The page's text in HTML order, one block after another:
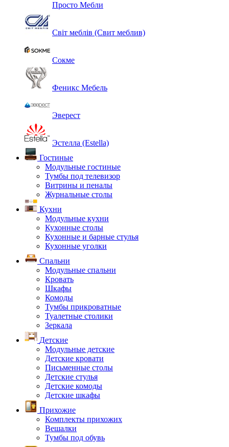
Просто Мебли
Світ меблів (Свит меблив)
Сокме
Феникс Мебель
Эверест
Эстелла (Estella)
Гостиные
Модульные гостиные
Тумбы под телевизор
Витрины и пеналы
Журнальные столы
Кухни
Модульные кухни
Кухонные столы
Кухонные и барные стулья
Кухонные уголки
Спальни
Модульные спальни
Кровать
Шкафы
Комоды
Тумбы прикроватные
Туалетные столики
Зеркала
Детские
Модульные детские
Детские кровати
Письменные столы
Детские стулья
Детские комоды
Детские шкафы
Прихожие
Комплекты прихожих
Вешалки
Тумбы под обувь